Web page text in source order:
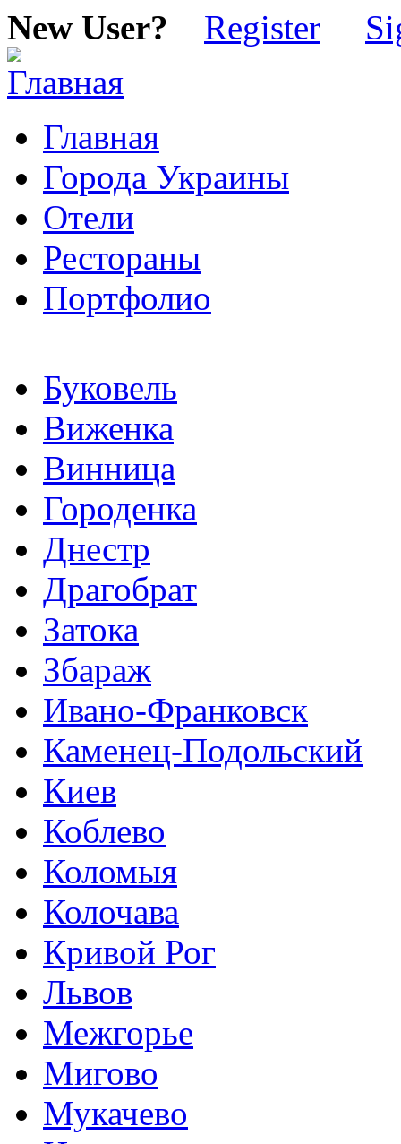
New User? Register
Главная
Города Украины
Отели
Рестораны
Портфолио
Буковель
Виженка
Винница
Городенка
Днестр
Драгобрат
Затока
Збараж
Ивано-Франковск
Каменец-Подольский
Киев
Коблево
Коломыя
Колочава
Кривой Рог
Львов
Межгорье
Мигово
Мукачево